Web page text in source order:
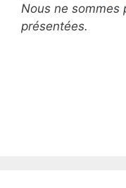
Nous ne sommes
présentées.